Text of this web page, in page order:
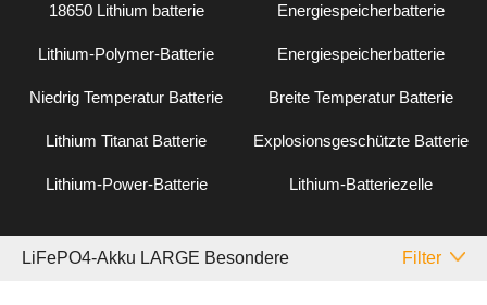
18650 Lithium batterie Energiespeicherbatterie
Lithium-Polymer-Batterie Energiespeicherbatterie
Niedrig Temperatur Batterie Breite Temperatur Batterie
Lithium Titanat Batterie Explosionsgeschützte Batterie
Lithium-Power-Batterie Lithium-Batteriezelle
LiFePO4-Akku LARGE Besondere Filter